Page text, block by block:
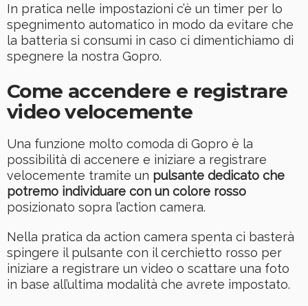
In pratica nelle impostazioni c’è un timer per lo
spegnimento automatico in modo da evitare che
la batteria si consumi in caso ci dimentichiamo di
spegnere la nostra Gopro.
Come accendere e registrare
video velocemente
Una funzione molto comoda di Gopro è la
possibilità di accenere e iniziare a registrare
velocemente tramite un pulsante dedicato che
potremo individuare con un colore rosso
posizionato sopra l’action camera.
Nella pratica da action camera spenta ci basterà
spingere il pulsante con il cerchietto rosso per
iniziare a registrare un video o scattare una foto
in base all’ultima modalità che avrete impostato.